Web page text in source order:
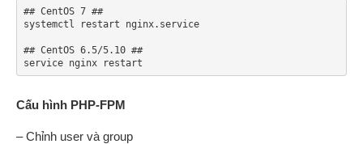
## CentOS 7 ##
systemctl restart nginx.service
## CentOS 6.5/5.10 ##
service nginx restart
Cấu hình PHP-FPM
– Chỉnh user và group